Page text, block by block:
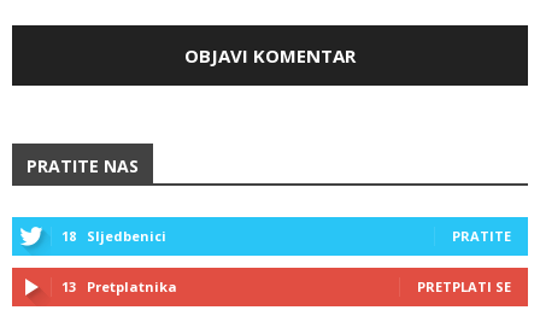
PRATITE NAS
18 Sljedbenici PRATITE
13 Pretplatnika PRETPLATI SE